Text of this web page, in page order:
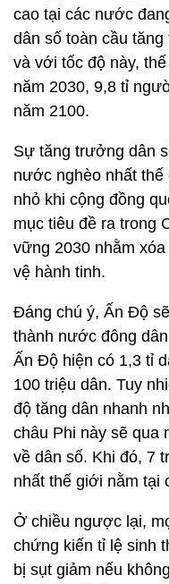
cao tại các nước
dân số toàn cầu
và với tốc độ này,
năm 2030, 9,8 tỉ
năm 2100.
Sự tăng trưởng dân
nước nghèo nhất
nhỏ khi cộng đồng
mục tiêu đề ra trong
vững 2030 nhằm
vệ hành tinh.
Đáng chú ý, Ấn Độ
thành nước đông
Ấn Độ hiện có 1,3 tỉ
100 triệu dân. Tuy
độ tăng dân nhanh
châu Phi này sẽ qua
về dân số. Khi đó, 7
nhất thế giới nằm tại
Ở chiều ngược lại,
chứng kiến tỉ lệ sinh
bị sụt giảm nếu